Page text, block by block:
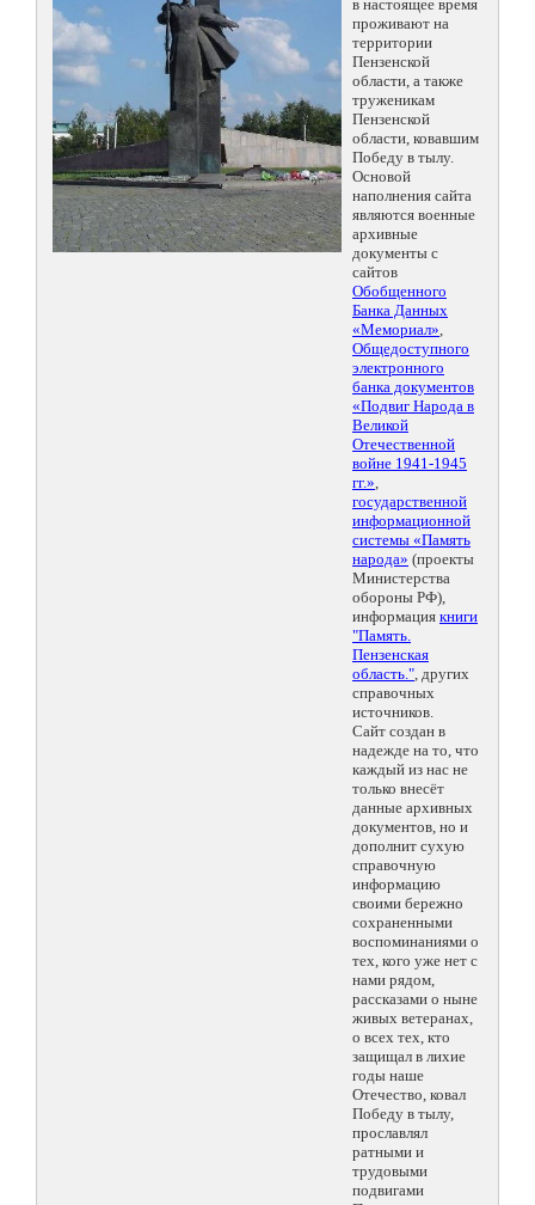
в настоящее время
проживают на
территории
Пензенской
области, а также
труженикам
Пензенской
области, ковавшим
Победу в тылу.
Основой
наполнения сайта
являются военные
архивные
документы с
сайтов
Обобщенного
Банка Данных
«Мемориал»,
Общедоступного
электронного
банка документов
«Подвиг Народа в
Великой
Отечественной
войне 1941-1945
гг.»,
государственной
информационной
системы «Память
народа» (проекты
Министерства
обороны РФ),
информация книги
"Память.
Пензенская
область.", других
справочных
источников.
Сайт создан в
надежде на то, что
каждый из нас не
только внесёт
данные архивных
документов, но и
дополнит сухую
справочную
информацию
своими бережно
сохраненными
воспоминаниями о
тех, кого уже нет с
нами рядом,
рассказами о ныне
живых ветеранах,
о всех тех, кто
защищал в лихие
годы наше
Отечество, ковал
Победу в тылу,
прославлял
ратными и
трудовыми
подвигами